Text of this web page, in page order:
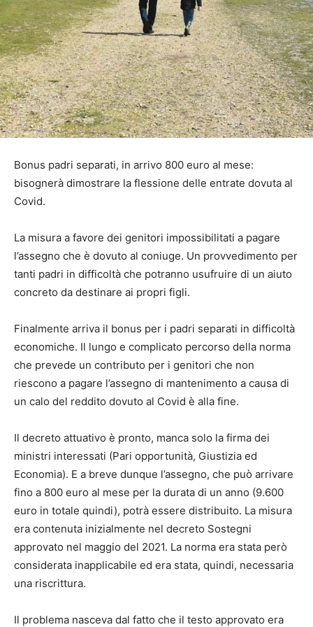
Bonus padri separati, in arrivo 800 euro al mese:
bisognerà dimostrare la flessione delle entrate dovuta al
Covid.
La misura a favore dei genitori impossibilitati a pagare
l’assegno che è dovuto al coniuge. Un provvedimento per
tanti padri in difficoltà che potranno usufruire di un aiuto
concreto da destinare ai propri figli.
Finalmente arriva il bonus per i padri separati in difficoltà
economiche. Il lungo e complicato percorso della norma
che prevede un contributo per i genitori che non
riescono a pagare l’assegno di mantenimento a causa di
un calo del reddito dovuto al Covid è alla fine.
Il decreto attuativo è pronto, manca solo la firma dei
ministri interessati (Pari opportunità, Giustizia ed
Economia). E a breve dunque l’assegno, che può arrivare
fino a 800 euro al mese per la durata di un anno (9.600
euro in totale quindi), potrà essere distribuito. La misura
era contenuta inizialmente nel decreto Sostegni
approvato nel maggio del 2021. La norma era stata però
considerata inapplicabile ed era stata, quindi, necessaria
una riscrittura.
Il problema nasceva dal fatto che il testo approvato era